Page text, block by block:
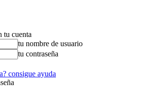
tu cuenta
tu nombre de usuario
tu contraseña
consigue ayuda